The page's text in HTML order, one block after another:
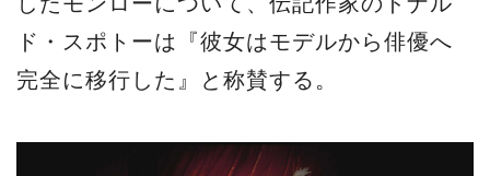
ド・スポトーは『彼女はモデルから俳優へ
完全に移行した』と称賛する。